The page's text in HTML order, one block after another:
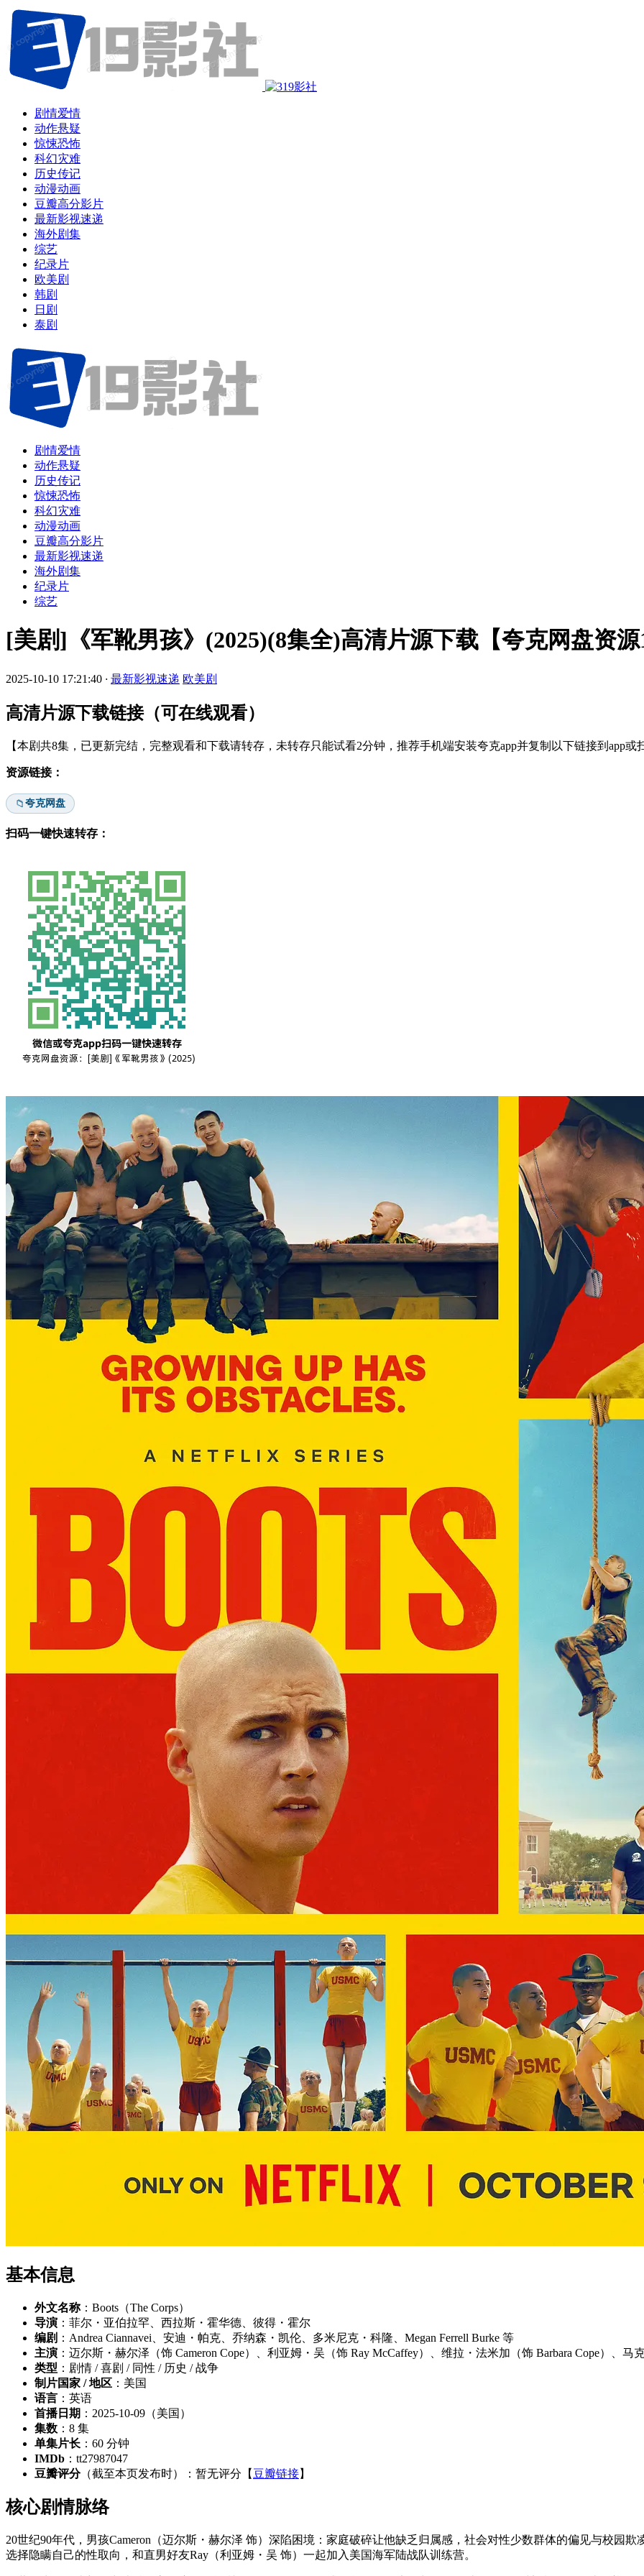
剧情爱情
动作悬疑
惊悚恐怖
科幻灾难
历史传记
动漫动画
豆瓣高分影片
最新影视速递
海外剧集
综艺
纪录片
欧美剧
韩剧
日剧
泰剧
剧情爱情
动作悬疑
历史传记
惊悚恐怖
科幻灾难
动漫动画
豆瓣高分影片
最新影视速递
海外剧集
纪录片
综艺
[美剧]《军靴男孩》(2025)(8集全)高清片源下载【夸克网盘资源
2025-10-10 17:21:40 · 最新影视速递 欧美剧
高清片源下载链接（可在线观看）
【本剧共8集，已更新完结，完整观看和下载请转存，未转存只能试看2分钟，推荐手机端安装夸克app并复制以下链接到app或
资源链接：
📁夸克网盘
扫码一键快速转存：
基本信息
外文名称：Boots（The Corps）
导演 ：菲尔・亚伯拉罕、西拉斯・霍华德、彼得・霍尔
编剧 ：Andrea Ciannavei、安迪・帕克、乔纳森・凯伦、多米尼克・科隆、Megan Ferrell Burke 等
主演 ：迈尔斯・赫尔泽（饰 Cameron Cope）、利亚姆・吴（饰 Ray McCaffey）、维拉・法米加（饰 Barbara Cope）、
类型 ：剧情 / 喜剧 / 同性 / 历史 / 战争
制片国家 / 地区 ：美国
语言 ：英语
首播日期 ：2025-10-09（美国）
集数 ：8 集
单集片长 ：60 分钟
IMDb ：tt27987047
豆瓣评分（截至本页发布时）：暂无评分【 豆瓣链接】
核心剧情脉络
20世纪90年代，男孩Cameron（迈尔斯・赫尔泽 饰）深陷困境：家庭破碎让他缺乏归属感，社会对性少数群体的偏见与校园
选择隐瞒自己的性取向，和直男好友Ray（利亚姆・吴 饰）一起加入美国海军陆战队训练营。